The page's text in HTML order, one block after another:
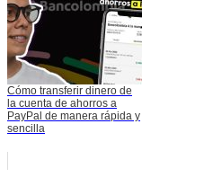
Cómo transferir dinero de
la cuenta de ahorros a
PayPal de manera rápida y
sencilla